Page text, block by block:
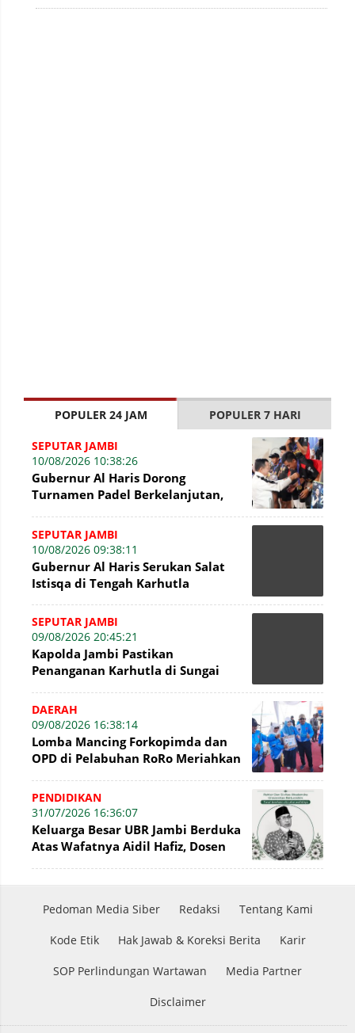
POPULER 24 JAM POPULER 7 HARI
SEPUTAR JAMBI
10/08/2026 10:38:26
Gubernur Al Haris Dorong
Turnamen Padel Berkelanjutan,
Kebersamaan Masyaraka
SEPUTAR JAMBI
10/08/2026 09:38:11
Gubernur Al Haris Serukan Salat
Istisqa di Tengah Karhutla
SEPUTAR JAMBI
09/08/2026 20:45:21
Kapolda Jambi Pastikan
Penanganan Karhutla di Sungai
DAERAH
09/08/2026 16:38:14
Lomba Mancing Forkopimda dan
OPD di Pelabuhan RoRo Meriahkan
Barat
PENDIDIKAN
31/07/2026 16:36:07
Keluarga Besar UBR Jambi Berduka
Atas Wafatnya Aidil Hafiz, Dosen
Pedoman Media Siber Redaksi Tentang Kami
Kode Etik Hak Jawab & Koreksi Berita Karir
SOP Perlindungan Wartawan Media Partner
Disclaimer